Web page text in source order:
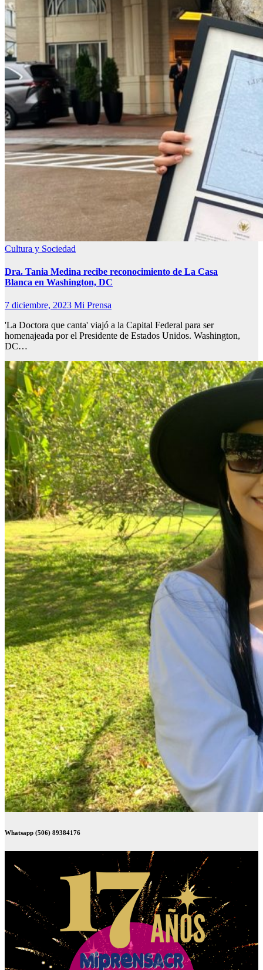
Cultura y Sociedad
Dra. Tania Medina recibe reconocimiento de La Casa
Blanca en Washington, DC
7 diciembre, 2023 Mi Prensa
'La Doctora que canta' viajó a la Capital Federal para ser
homenajeada por el Presidente de Estados Unidos. Washington,
DC…
Whatsapp (506) 89384176